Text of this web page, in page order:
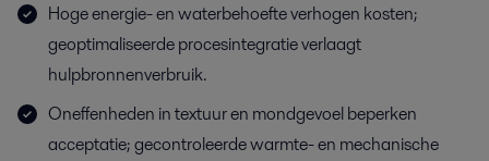
Hoge energie- en waterbehoefte verhogen kosten;
geoptimaliseerde procesintegratie verlaagt
hulpbronnenverbruik.
Oneffenheden in textuur en mondgevoel beperken
acceptatie; gecontroleerde warmte- en mechanische